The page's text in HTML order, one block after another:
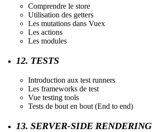
Comprendre le store
Utilisation des getters
Les mutations dans Vuex
Les actions
Les modules
12. TESTS
Introduction aux test runners
Les frameworks de test
Vue testing tools
Tests de bout en bout (End to end)
13. SERVER-SIDE RENDERING